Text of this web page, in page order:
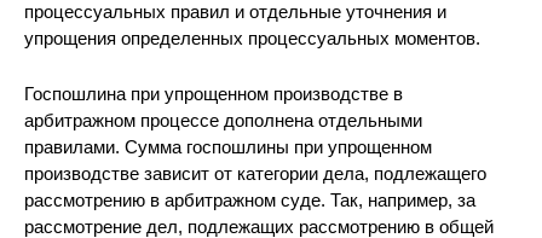
процессуальных правил и отдельные уточнения и
упрощения определенных процессуальных моментов.
Госпошлина при упрощенном производстве в
арбитражном процессе дополнена отдельными
правилами. Сумма госпошлины при упрощенном
производстве зависит от категории дела, подлежащего
рассмотрению в арбитражном суде. Так, например, за
рассмотрение дел, подлежащих рассмотрению в общей